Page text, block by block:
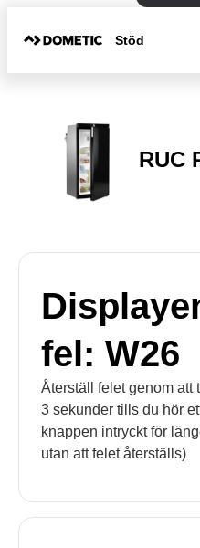
Stöd
RUC
fel: W26
Återställ felet genom att
3 sekunder tills du hör
knappen intryckt för
utan att felet återställs)